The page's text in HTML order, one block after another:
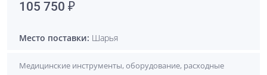
105 750 ₽
Место поставки: Шарья
Медицинские инструменты, оборудование, расходные